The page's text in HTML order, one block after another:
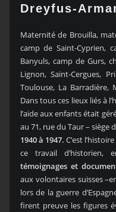
Dreyfus-
Maternité de Brouilla,
camp de Saint-Cyprien,
Banyuls, camp de Gurs,
Lignon, Saint-Cergues,
Toulouse, La Barradière,
Dans tous ces lieux liés à
l’aide aux enfants était
au 71, rue du Taur – siège
1940 à 1947. C’est
ce travail d’historien,
témoignages et
aux volontaires suisses
lors de la guerre
firent preuve les figures